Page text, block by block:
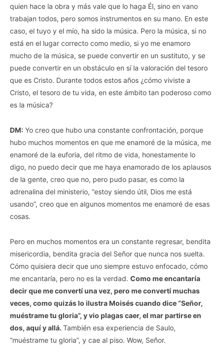
quien hace la obra y más vale que lo haga Él, sino en vano
trabajan todos, pero somos instrumentos en su mano. En este
caso, el tuyo y el mío, ha sido la música. Pero la música, si no
está en el lugar correcto como medio, si yo me enamoro
mucho de la música, se puede convertir en un sustituto, y se
puede convertir en un obstáculo en sí la valoración del tesoro
que es Cristo. Durante todos estos años ¿cómo viviste a
Cristo, el tesoro de tu vida, en este ámbito tan poderoso como
es la música?
DM: Yo creo que hubo una constante confrontación, porque
hubo muchos momentos en que me enamoré de la música, me
enamoré de la euforia, del ritmo de vida, honestamente lo
digo, no puedo decir que me haya enamorado de los aplausos
de la gente, creo que no, pero pudo pasar, es como la
adrenalina del ministerio, “estoy siendo útil, Dios me está
usando”, creo que en algunos momentos me enamoré de esas
cosas.
Pero en muchos momentos era un constante regresar, bendita
misericordia, bendita gracia del Señor que nunca nos suelta.
Cómo quisiera decir que uno siempre estuvo enfocado, cómo
me encantaría, pero no es la verdad. Como me encantaría
decir que me convertí una vez, pero me convertí muchas
veces, como quizás lo ilustra Moisés cuando dice “Señor,
muéstrame tu gloria”, y vio plagas caer, el mar partirse en
dos, aquí y allá. También esa experiencia de Saulo,
“muéstrame tu gloria”, y cae al piso. Wow, Señor.